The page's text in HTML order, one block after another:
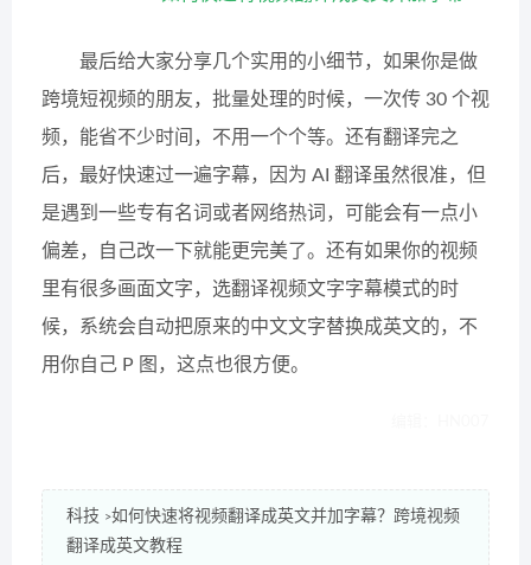
最后给大家分享几个实用的小细节，如果你是做
跨境短视频的朋友，批量处理的时候，一次传 30 个视
频，能省不少时间，不用一个个等。还有翻译完之
后，最好快速过一遍字幕，因为 AI 翻译虽然很准，但
是遇到一些专有名词或者网络热词，可能会有一点小
偏差，自己改一下就能更完美了。还有如果你的视频
里有很多画面文字，选翻译视频文字字幕模式的时
候，系统会自动把原来的中文文字替换成英文的，不
用你自己 P 图，这点也很方便。
科技 >如何快速将视频翻译成英文并加字幕？跨境视频
翻译成英文教程